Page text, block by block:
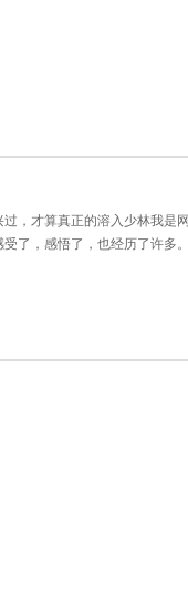
，才算真正的溶入少林我是
了，感悟了，也经历了许多